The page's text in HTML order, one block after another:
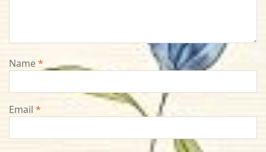
Name*
Email *